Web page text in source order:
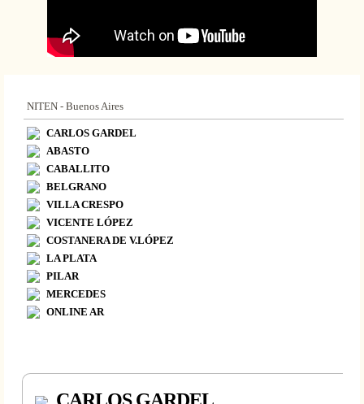
NITEN - Buenos Aires
CARLOS GARDEL
ABASTO
CABALLITO
BELGRANO
VILLA CRESPO
VICENTE LÓPEZ
COSTANERA DE V.LÓPEZ
LA PLATA
PILAR
MERCEDES
ONLINE AR